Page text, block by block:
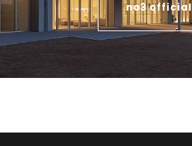
no3 official